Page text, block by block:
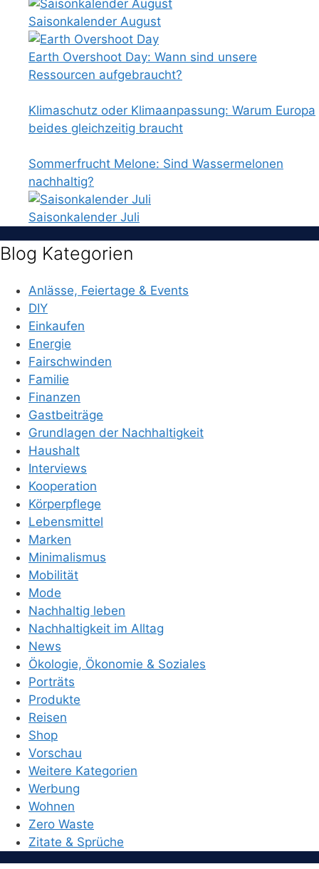
Saisonkalender August
Earth Overshoot Day: Wann sind unsere
Ressourcen aufgebraucht?
Klimaschutz oder Klimaanpassung: Warum Europa
beides gleichzeitig braucht
Sommerfrucht Melone: Sind Wassermelonen
nachhaltig?
Saisonkalender Juli
Blog Kategorien
Anlässe, Feiertage & Events
DIY
Einkaufen
Energie
Fairschwinden
Familie
Finanzen
Gastbeiträge
Grundlagen der Nachhaltigkeit
Haushalt
Interviews
Kooperation
Körperpflege
Lebensmittel
Marken
Minimalismus
Mobilität
Mode
Nachhaltig leben
Nachhaltigkeit im Alltag
News
Ökologie, Ökonomie & Soziales
Porträts
Produkte
Reisen
Shop
Vorschau
Weitere Kategorien
Werbung
Wohnen
Zero Waste
Zitate & Sprüche